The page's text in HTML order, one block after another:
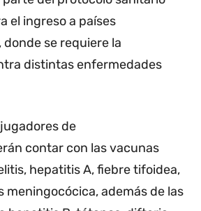
el ingreso a países
se requiere la
distintas enfermedades
de
contar con las vacunas
hepatitis A, fiebre tifoidea,
meningocócica, además de las